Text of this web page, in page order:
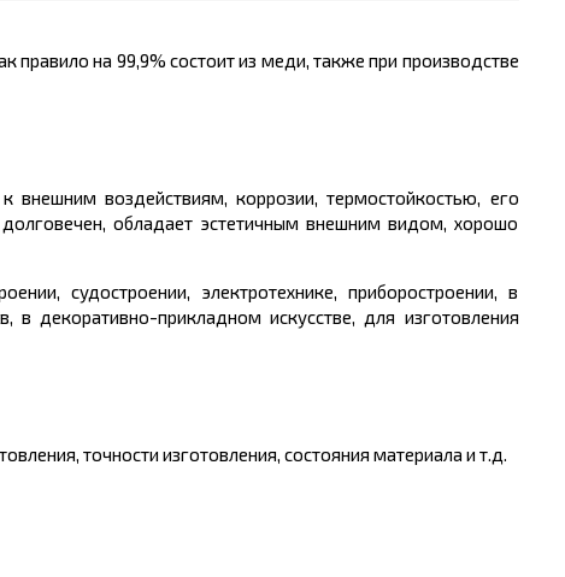
правило на 99,9% состоит из меди, также при производстве
воздействиям, коррозии, термостойкостью, его
обладает эстетичным внешним видом, хорошо
судостроении, электротехнике, приборостроении, в
в декоративно-прикладном искусстве, для изготовления
точности изготовления, состояния материала и т.д.